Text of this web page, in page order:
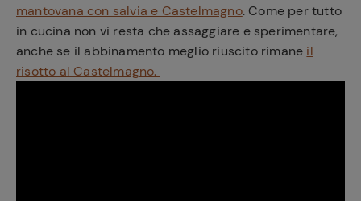
mantovana con salvia e Castelmagno. Come per tutto
in cucina non vi resta che assaggiare e sperimentare,
anche se il abbinamento meglio riuscito rimane il
risotto al Castelmagno.